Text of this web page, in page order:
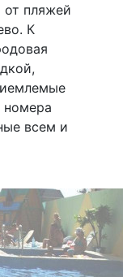
от пляжей
К
номера
всем и